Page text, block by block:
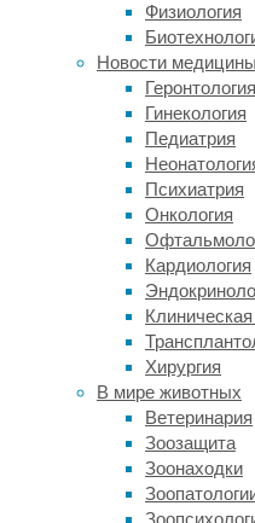
Физиология
Новости медицины
Геронтология
Гинекология
Педиатрия
Психиатрия
Онкология
Кардиология
Клиническая
Хирургия
В мире животных
Ветеринария
Зоозащита
Зоонаходки
недостаточность
фермента
(CPS
обусловленная
мутациями
гене.
участвует
цикле
мочевины:
помощью